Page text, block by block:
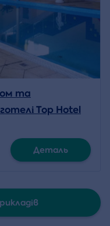
та
Top Hotel
Деталь